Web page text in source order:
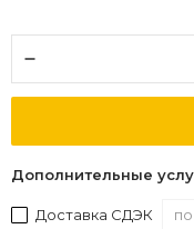
Дополнительные
Доставка СДЭК